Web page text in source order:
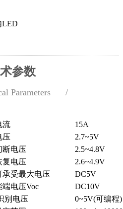
LED
参数
Parameters /
流
15A
压
2.7~5V
断电压
2.5~4.8V
复电压
2.6~4.9V
承受最大电压
DC5V
电压Voc
DC10V
别电压
0~5V(可编程)